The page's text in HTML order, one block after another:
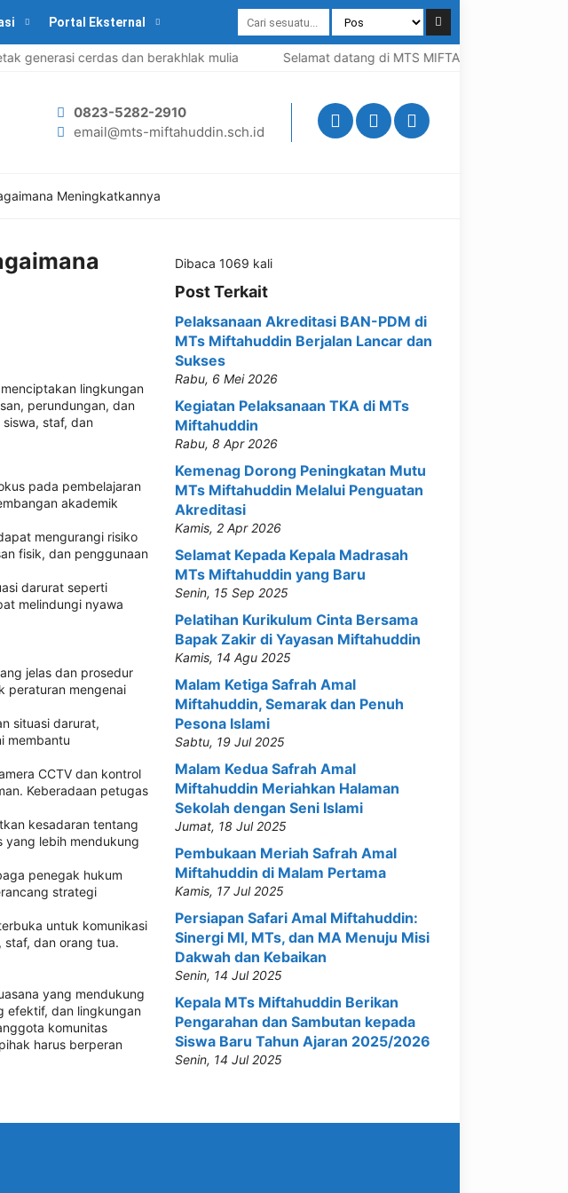
Portal Eksternal
generasi cerdas dan berakhlak mulia Selamat datang di MTS MIFTAHUDDIN,
0823-5282-2910
email@mts-miftahuddin.sch.id
Meningkatkannya
lingkungan
perundungan, dan
staf, dan
pada pembelajaran
akademik
mengurangi risiko
fisik, dan penggunaan
darurat seperti
melindungi nyawa
jelas dan prosedur
peraturan mengenai
situasi darurat,
membantu
CCTV dan kontrol
Keberadaan petugas
kesadaran tentang
yang lebih mendukung
penegak hukum
strategi
untuk komunikasi
dan orang tua.
yang mendukung
efektif, dan lingkungan
komunitas
harus berperan
Dibaca 1069 kali
Post Terkait
Pelaksanaan Akreditasi BAN-PDM di
MTs Miftahuddin Berjalan Lancar dan
Sukses
Rabu, 6 Mei 2026
Kegiatan Pelaksanaan TKA di MTs
Miftahuddin
Rabu, 8 Apr 2026
Kemenag Dorong Peningkatan Mutu
MTs Miftahuddin Melalui Penguatan
Akreditasi
Kamis, 2 Apr 2026
Selamat Kepada Kepala Madrasah
MTs Miftahuddin yang Baru
Senin, 15 Sep 2025
Pelatihan Kurikulum Cinta Bersama
Bapak Zakir di Yayasan Miftahuddin
Kamis, 14 Agu 2025
Malam Ketiga Safrah Amal
Miftahuddin, Semarak dan Penuh
Pesona Islami
Sabtu, 19 Jul 2025
Malam Kedua Safrah Amal
Miftahuddin Meriahkan Halaman
Sekolah dengan Seni Islami
Jumat, 18 Jul 2025
Pembukaan Meriah Safrah Amal
Miftahuddin di Malam Pertama
Kamis, 17 Jul 2025
Persiapan Safari Amal Miftahuddin:
Sinergi MI, MTs, dan MA Menuju Misi
Dakwah dan Kebaikan
Senin, 14 Jul 2025
Kepala MTs Miftahuddin Berikan
Pengarahan dan Sambutan kepada
Siswa Baru Tahun Ajaran 2025/2026
Senin, 14 Jul 2025